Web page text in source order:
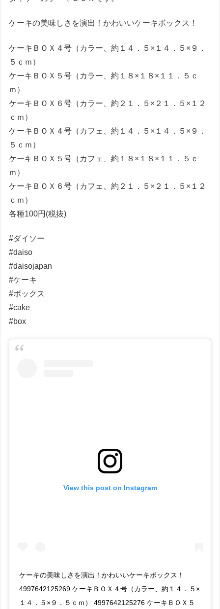
ケーキの美味しさを演出！かわいいケーキボックス！
ケーキＢＯＸ４号（カラー、約１４．５×１４．５×９．
５ｃｍ）
ケーキＢＯＸ５号（カラー、約１８×１８×１１．５ｃ
ｍ）
ケーキＢＯＸ６号（カラー、約２１．５×２１．５×１２
ｃｍ）
ケーキＢＯＸ４号（カフェ、約１４．５×１４．５×９．
５ｃｍ）
ケーキＢＯＸ５号（カフェ、約１８×１８×１１．５ｃ
ｍ）
ケーキＢＯＸ６号（カフェ、約２１．５×２１．５×１２
ｃｍ）
各種100円(税抜)
#ダイソー
#daiso
#daisojapan
#ケーキ
#ボックス
#cake
#box
View this post on Instagram
ケーキの美味しさを演出！かわいいケーキボックス！
4997642125269 ケーキＢＯＸ４号（カラー、約１４．５×
１４．５×９．５ｃｍ） 4997642125276 ケーキＢＯＸ５